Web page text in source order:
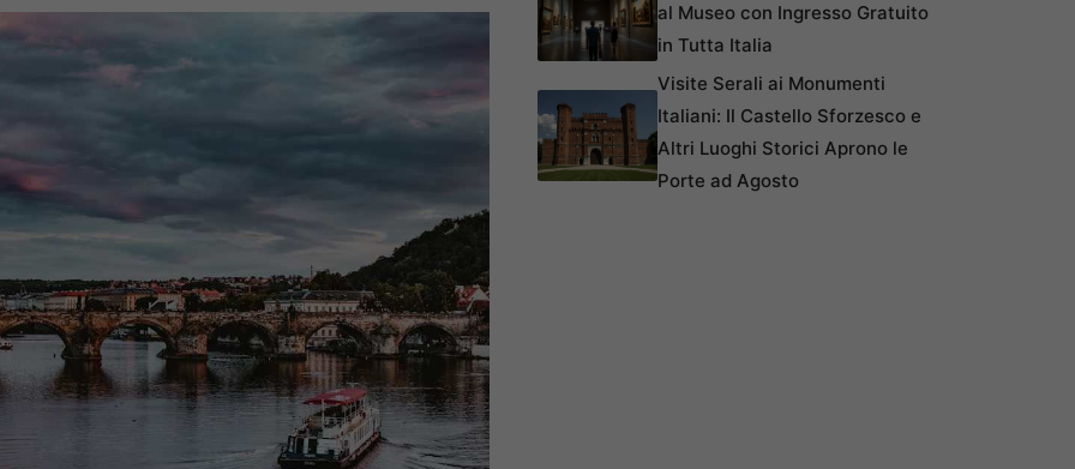
al Museo con Ingresso Gratuito
in Tutta Italia
Visite Serali ai Monumenti
Italiani: Il Castello Sforzesco e
Altri Luoghi Storici Aprono le
Porte ad Agosto